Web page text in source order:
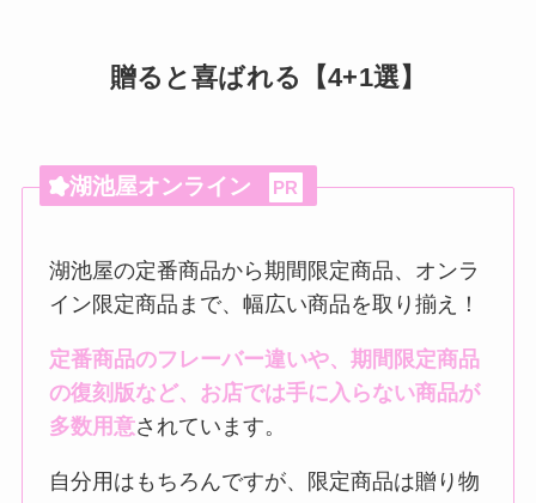
贈ると喜ばれる【4+1選】
湖池屋オンライン PR
湖池屋の定番商品から期間限定商品、オンラ
イン限定商品まで、幅広い商品を取り揃え！
定番商品のフレーバー違いや、期間限定商品
の復刻版など、お店では手に入らない商品が
多数用意されています。
自分用はもちろんですが、限定商品は贈り物